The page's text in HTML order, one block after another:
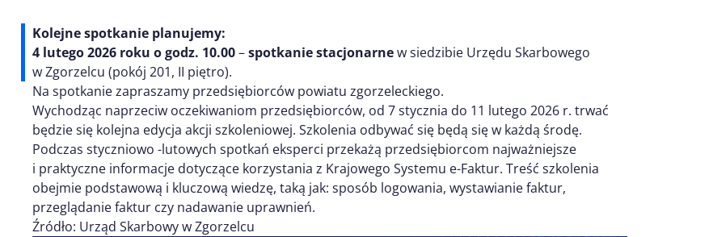
Kolejne spotkanie planujemy:
4 lutego 2026 roku o godz. 10.00–spotkanie stacjonarnew siedzibie Urzędu Skarbowego
w Zgorzelcu (pokój 201, II piętro).
Na spotkanie zapraszamy przedsiębiorców powiatu zgorzeleckiego.
Wychodząc naprzeciw oczekiwaniom przedsiębiorców, od 7 stycznia do 11 lutego 2026 r. trwać
będzie się kolejna edycja akcji szkoleniowej. Szkolenia odbywać się będą się w każdą środę.
Podczas styczniowo -lutowych spotkań eksperci przekażą przedsiębiorcom najważniejsze
i praktyczne informacje dotyczące korzystania z Krajowego Systemu e-Faktur. Treść szkolenia
obejmie podstawową i kluczową wiedzę, taką jak: sposób logowania, wystawianie faktur,
przeglądanie faktur czy nadawanie uprawnień.
Źródło: Urząd Skarbowy w Zgorzelcu